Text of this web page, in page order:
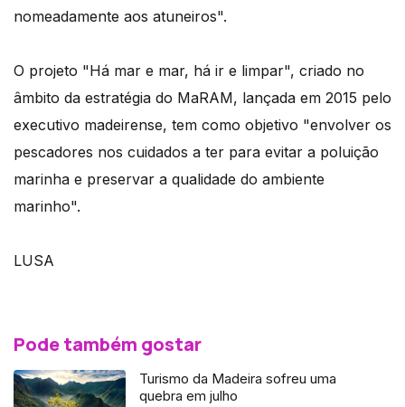
nomeadamente aos atuneiros".
O projeto "Há mar e mar, há ir e limpar", criado no
âmbito da estratégia do MaRAM, lançada em 2015 pelo
executivo madeirense, tem como objetivo "envolver os
pescadores nos cuidados a ter para evitar a poluição
marinha e preservar a qualidade do ambiente
marinho".
LUSA
Pode também gostar
Turismo da Madeira sofreu uma
quebra em julho